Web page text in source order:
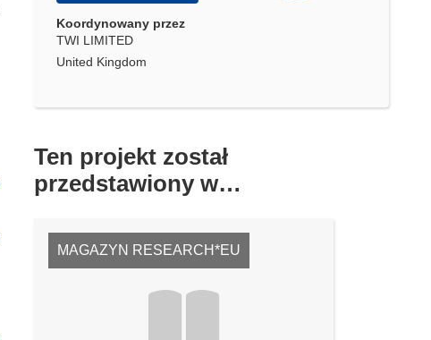
Koordynowany przez
TWI LIMITED
United Kingdom
Ten projekt został
przedstawiony w…
MAGAZYN RESEARCH*EU